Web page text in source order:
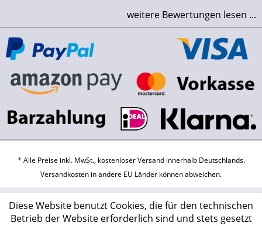
weitere Bewertungen lesen ...
* Alle Preise inkl. MwSt., kostenloser Versand innerhalb Deutschlands.
Versandkosten in andere EU Länder können abweichen.
Diese Website benutzt Cookies, die für den technischen
Betrieb der Website erforderlich sind und stets gesetzt